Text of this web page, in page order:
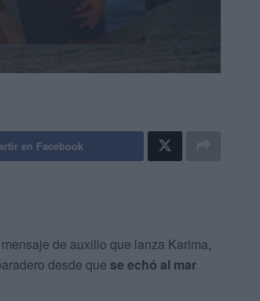
en Facebook
de auxilio que lanza Karima,
desde que se echó al mar